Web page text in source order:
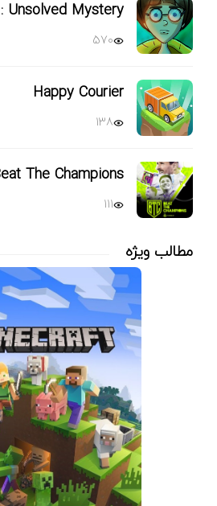
Unsolved Mystery
570
Happy Courier
138
The Champions
111
مطالب ویژه